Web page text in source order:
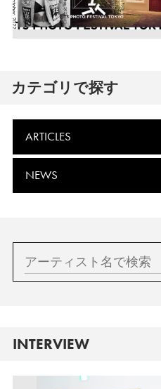
カテゴリで探す
ARTICLES
NEWS
INTERVIEW